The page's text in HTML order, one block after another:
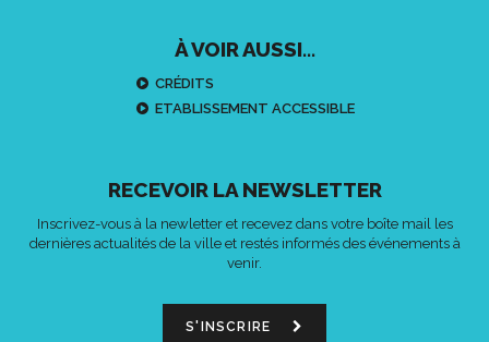
À VOIR AUSSI...
CRÉDITS
ETABLISSEMENT ACCESSIBLE
RECEVOIR LA NEWSLETTER
Inscrivez-vous à la newletter et recevez dans votre boîte mail les
dernières actualités de la ville et restés informés des événements à
venir.
S'INSCRIRE